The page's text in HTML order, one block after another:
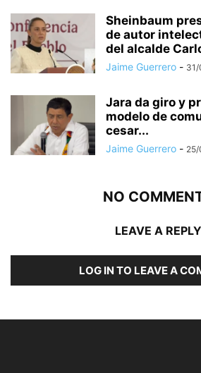
Sheinbaum
de autor
del alcalde
Jaime Guerrero -
Jara da giro y
modelo de
cesar...
Jaime Guerrero -
NO
LEAVE A REPLY
LOG IN TO LEAVE A